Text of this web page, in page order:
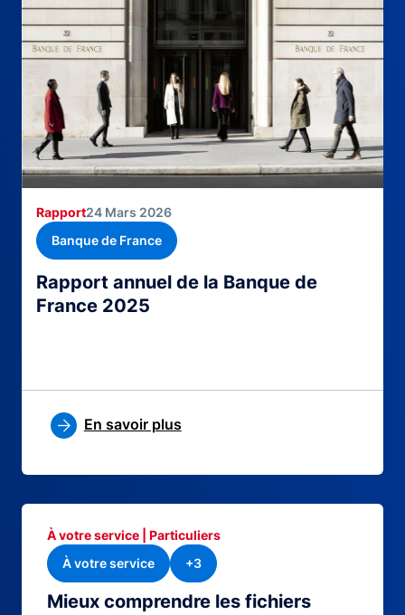
Rapport annuel de la Banque de
France 2025
Rapport24 Mars 2026
Banque de France
En savoir plus
Mieux comprendre les fichiers
À votre service | Particuliers
À votre service
+3